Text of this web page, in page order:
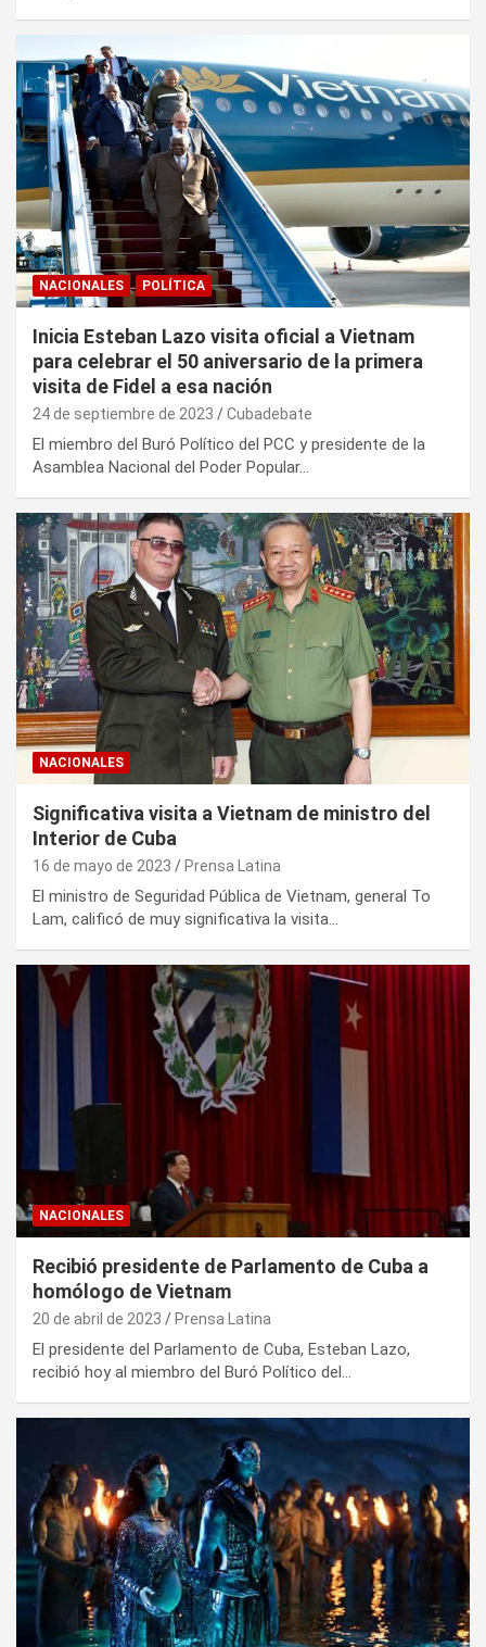
NACIONALES POLÍTICA
Inicia Esteban Lazo visita oficial a Vietnam
para celebrar el 50 aniversario de la primera
visita de Fidel a esa nación
24 de septiembre de 2023 Cubadebate
El miembro del Buró Político del PCC y presidente de la
Asamblea Nacional del Poder Popular…
NACIONALES
Significativa visita a Vietnam de ministro del
Interior de Cuba
16 de mayo de 2023 Prensa Latina
El ministro de Seguridad Pública de Vietnam, general To
Lam, calificó de muy significativa la visita…
NACIONALES
Recibió presidente de Parlamento de Cuba a
homólogo de Vietnam
20 de abril de 2023 Prensa Latina
El presidente del Parlamento de Cuba, Esteban Lazo,
recibió hoy al miembro del Buró Político del…